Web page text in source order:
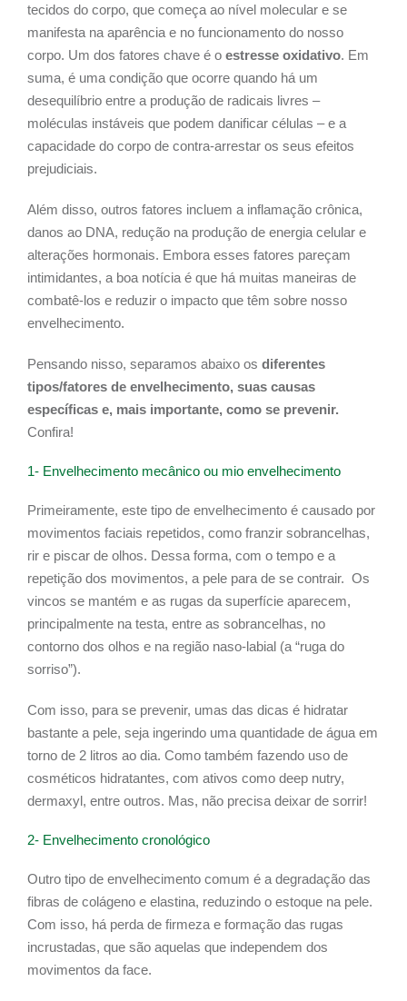
tecidos do corpo, que começa ao nível molecular e se
manifesta na aparência e no funcionamento do nosso
corpo. Um dos fatores chave é o estresse oxidativo. Em
suma, é uma condição que ocorre quando há um
desequilíbrio entre a produção de radicais livres –
moléculas instáveis que podem danificar células – e a
capacidade do corpo de contra-arrestar os seus efeitos
prejudiciais.
Além disso, outros fatores incluem a inflamação crônica,
danos ao DNA, redução na produção de energia celular e
alterações hormonais. Embora esses fatores pareçam
intimidantes, a boa notícia é que há muitas maneiras de
combatê-los e reduzir o impacto que têm sobre nosso
envelhecimento.
Pensando nisso, separamos abaixo os diferentes
tipos/fatores de envelhecimento, suas causas
específicas e, mais importante, como se prevenir.
Confira!
1- Envelhecimento mecânico ou mio envelhecimento
Primeiramente, este tipo de envelhecimento é causado por
movimentos faciais repetidos, como franzir sobrancelhas,
rir e piscar de olhos. Dessa forma, com o tempo e a
repetição dos movimentos, a pele para de se contrair. Os
vincos se mantém e as rugas da superfície aparecem,
principalmente na testa, entre as sobrancelhas, no
contorno dos olhos e na região naso-labial (a “ruga do
sorriso”).
Com isso, para se prevenir, umas das dicas é hidratar
bastante a pele, seja ingerindo uma quantidade de água em
torno de 2 litros ao dia. Como também fazendo uso de
cosméticos hidratantes, com ativos como deep nutry,
dermaxyl, entre outros. Mas, não precisa deixar de sorrir!
2- Envelhecimento cronológico
Outro tipo de envelhecimento comum é a degradação das
fibras de colágeno e elastina, reduzindo o estoque na pele.
Com isso, há perda de firmeza e formação das rugas
incrustadas, que são aquelas que independem dos
movimentos da face.